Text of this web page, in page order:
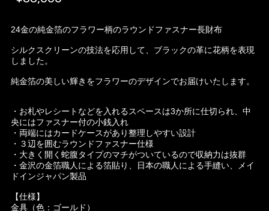
24金の純金箔のフラワー柄のラウンドファスナー長財布
シルクスクリーンの技法を応用して、ブラックの革に花柄を表現
しました。
純金箔の美しい輝きをフラワーのデザインでお届けいたします。
・お札やレシートなどを入れるスペースは3か所に仕切られ、中
央にはファスナー付の小銭入れ
・両端にはカードケースがあり整理しやすい設計
・３辺を囲むラウンドファスナー仕様
・大きく開く蛇腹タイプのマチがついているので収納力は抜群
・金沢の金箔職人による箔貼り、日本の職人による手縫い、メイ
ドインジャパン製品
【仕様】
金具（色：ゴールド）